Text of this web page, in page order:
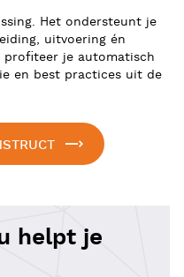
Het ondersteunt je
uitvoering én
profiteer je automatisch
en best practices uit de
helpt je